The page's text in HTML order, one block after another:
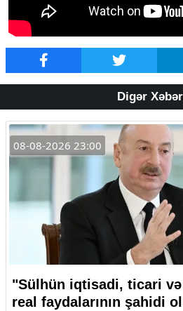
Digər
08-08-2026 23:00
"Sülhün iqtisadi, ticari
real faydalarının şahidi